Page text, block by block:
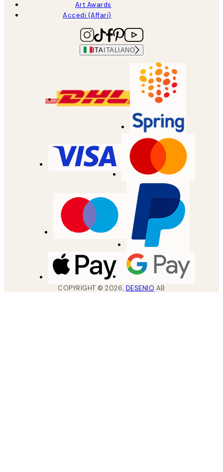
Art Awards
Accedi (Affari)
ITAITALIANO
COPYRIGHT ©2026, DESENIO AB